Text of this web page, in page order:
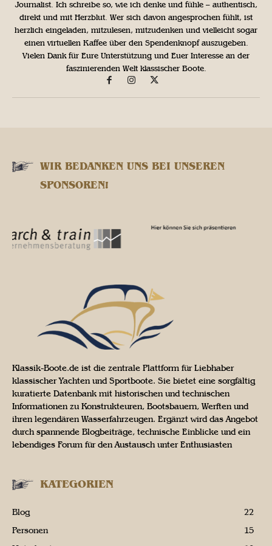
Journalist. Ich schreibe so, wie ich denke und fühle – authentisch,
direkt und mit Herzblut. Wer sich davon angesprochen fühlt, ist
herzlich eingeladen, mitzulesen, mitzudenken und vielleicht sogar
einen virtuellen Kaffee über den Spendenknopf auszugeben.
Vielen Dank für Eure Unterstützung und Euer Interesse an der
faszinierenden Welt klassischer Boote.
WIR BEDANKEN UNS BEI UNSEREN
SPONSOREN!
Klassik-Boote.de ist die zentrale Plattform für Liebhaber
klassischer Yachten und Sportboote. Sie bietet eine sorgfältig
kuratierte Datenbank mit historischen und technischen
Informationen zu Konstrukteuren, Bootsbauern, Werften und
ihren legendären Wasserfahrzeugen. Ergänzt wird das Angebot
durch spannende Blogbeiträge, technische Einblicke und ein
lebendiges Forum für den Austausch unter Enthusiasten
KATEGORIEN
Blog
22
Personen
15